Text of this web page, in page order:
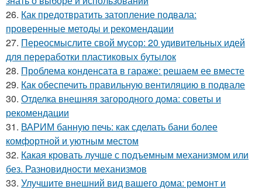
26. Как предотвратить затопление подвала:
проверенные методы и рекомендации
27. Переосмыслите свой мусор: 20 удивительных идей
для переработки пластиковых бутылок
28. Проблема конденсата в гараже: решаем ее вместе
29. Как обеспечить правильную вентиляцию в подвале
30. Отделка внешняя загородного дома: советы и
рекомендации
31. ВАРИМ банную печь: как сделать бани более
комфортной и уютным местом
32. Какая кровать лучше с подъемным механизмом или
без. Разновидности механизмов
33. Улучшите внешний вид вашего дома: ремонт и